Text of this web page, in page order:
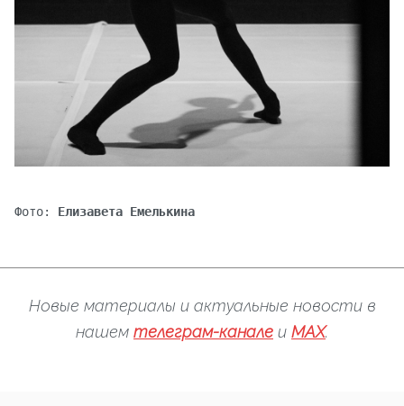
Фото: Елизавета Емелькина
Новые материалы и актуальные новости в
нашем телеграм-канале и MAX.